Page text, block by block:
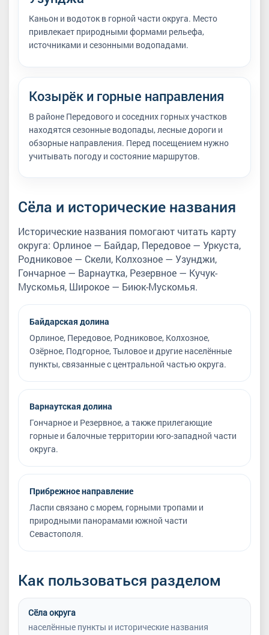
Каньон и водоток в горной части округа. Место
привлекает природными формами рельефа,
источниками и сезонными водопадами.
Козырёк и горные направления
В районе Передового и соседних горных участков
находятся сезонные водопады, лесные дороги и
обзорные направления. Перед посещением нужно
учитывать погоду и состояние маршрутов.
Сёла и исторические названия
Исторические названия помогают читать карту
округа: Орлиное — Байдар, Передовое — Уркуста,
Родниковое — Скели, Колхозное — Узунджи,
Гончарное — Варнаутка, Резервное — Кучук-
Мускомья, Широкое — Биюк-Мускомья.
Байдарская долина
Орлиное, Передовое, Родниковое, Колхозное,
Озёрное, Подгорное, Тыловое и другие населённые
пункты, связанные с центральной частью округа.
Варнаутская долина
Гончарное и Резервное, а также прилегающие
горные и балочные территории юго-западной части
округа.
Прибрежное направление
Ласпи связано с морем, горными тропами и
природными панорамами южной части
Севастополя.
Как пользоваться разделом
Сёла округа
населённые пункты и исторические названия